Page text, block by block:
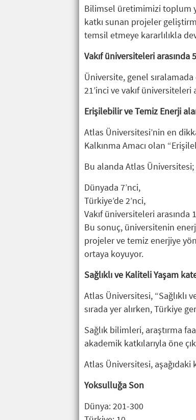
Bilimsel üretimimizi toplum
katkı sunan projeler
temsil etmeye kararlılıkla
Vakıf üniversiteleri arasında
Üniversite, genel
21’inci ve vakıf üniversiteleri
Erişilebilir ve Temiz Enerji
Atlas Üniversitesi’nin en
Kalkınma Amacı olan
Bu alanda Atlas Üniversitesi;
Dünyada 7’nci,
Türkiye’de 2’nci,
Vakıf üniversiteleri arasında
Bu sonuç, üniversitenin
projeler ve temiz enerjiye
ortaya koyuyor.
Sağlıklı ve Kaliteli Yaşam
Atlas Üniversitesi, “Sağlıklı
sırada yer alırken, Türkiye
Sağlık bilimleri, araştırma
akademik katkılarıyla öne
Atlas Üniversitesi,
Yoksulluğa Son
Dünya: 201-300